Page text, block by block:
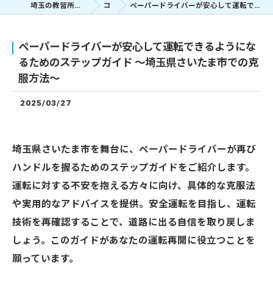
埼玉の教習所ならイツヤドライビングスクール コラム ペーパードライバーが安心して運転できるようになるためのステップガイド 〜埼玉県さいたま市での克服方法〜
ペーパードライバーが安心して運転できるようにな
るためのステップガイド 〜埼玉県さいたま市での克
服方法〜
2025/03/27
埼玉県さいたま市を舞台に、ペーパードライバーが再び
ハンドルを握るためのステップガイドをご紹介します。
運転に対する不安を抱える方々に向け、具体的な克服法
や実用的なアドバイスを提供。安全運転を目指し、運転
技術を再確認することで、道路に出る自信を取り戻しま
しょう。このガイドがあなたの運転再開に役立つことを
願っています。